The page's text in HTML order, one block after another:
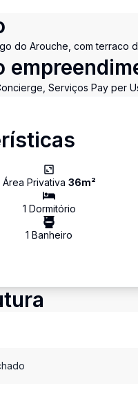
do Arouche, com terraco
Serviços Pay per
Área Privativa 36m²
1 Dormitório
1 Banheiro